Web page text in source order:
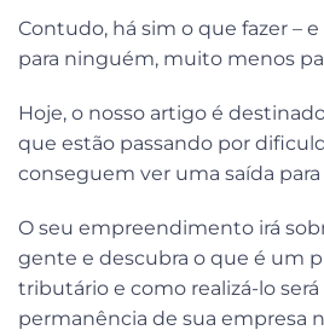
Contudo, há sim o que fazer –
para ninguém, muito menos
Hoje, o nosso artigo é
que estão passando por
conseguem ver uma saída para
O seu empreendimento irá
gente e descubra o que é um
tributário e como realizá-lo
permanência de sua empresa